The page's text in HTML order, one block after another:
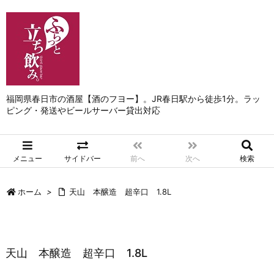
福岡県春日市の酒屋【酒のフヨー】。JR春日駅から徒歩1分。ラッ
ピング・発送やビールサーバー貸出対応
メニュー サイドバー 前へ 次へ 検索
ホーム > 天山 本醸造 超辛口 1.8L
天山 本醸造 超辛口 1.8L